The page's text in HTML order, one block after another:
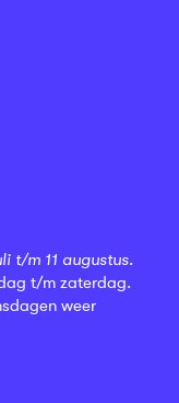
t/m 11 augustus.
t/m zaterdag.
weer